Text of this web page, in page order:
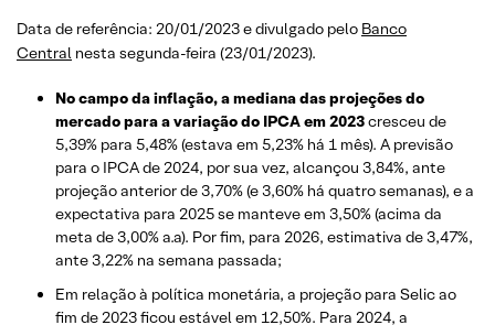
Data de referência: 20/01/2023 e divulgado pelo Banco
Central nesta segunda-feira (23/01/2023).
No campo da inflação, a mediana das projeções do
mercado para a variação do IPCA em 2023cresceu de
5,39% para 5,48%(estava em 5,23% há 1 mês). A previsão
para o IPCA de 2024, por sua vez, alcançou 3,84%, ante
projeção anterior de 3,70% (e 3,60% há quatro semanas), e a
expectativa para 2025 se manteve em 3,50% (acima da
meta de 3,00% a.a). Por fim, para 2026, estimativa de 3,47%,
ante 3,22% na semana passada;
Em relação à política monetária, a projeção para Selic ao
fim de 2023 ficou estável em 12,50%. Para 2024, a